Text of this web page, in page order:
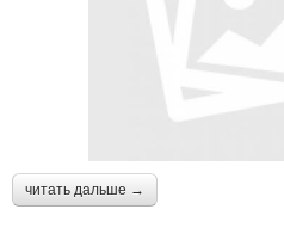
читать дальше →